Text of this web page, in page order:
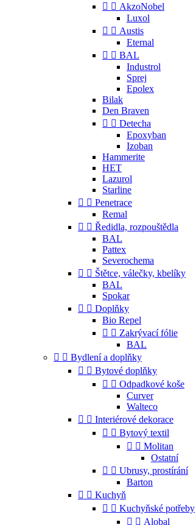
  AkzoNobel
Luxol
  Austis
Eternal
  BAL
Industrol
Sprej
Epolex
Bilak
Den Braven
  Detecha
Epoxyban
Izoban
Hammerite
HET
Lazurol
Starline
  Penetrace
Remal
  Ředidla, rozpouštědla
BAL
Pattex
Severochema
  Štětce, válečky, kbelíky
BAL
Spokar
  Doplňky
Bio Repel
  Zakrývací fólie
BAL
  Bydlení a doplňky
  Bytové doplňky
  Odpadkové koše
Curver
Walteco
  Interiérové dekorace
  Bytový textil
  Molitan
Ostatní
  Ubrusy, prostírání
Barton
  Kuchyň
  Kuchyňské potřeby
  Alobal